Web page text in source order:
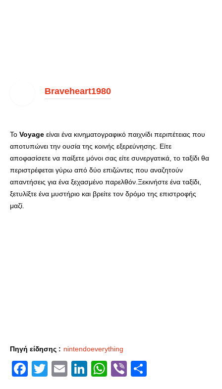
Braveheart1980
Το Voyage είναι ένα κινηματογραφικό παιχνίδι περιπέτειας που
αποτυπώνει την ουσία της κοινής εξερεύνησης. Είτε
αποφασίσετε να παίξετε μόνοι σας είτε συνεργατικά, το ταξίδι θα
περιστρέφεται γύρω από δύο επιζώντες που αναζητούν
απαντήσεις για ένα ξεχασμένο παρελθόν.Ξεκινήστε ένα ταξίδι,
ξετυλίξτε ένα μυστήριο και βρείτε τον δρόμο της επιστροφής
μαζί.
Πηγή είδησης : nintendoeverything
Facebook
Twitter
EmailLinkedIn
WhatsApp
Viber